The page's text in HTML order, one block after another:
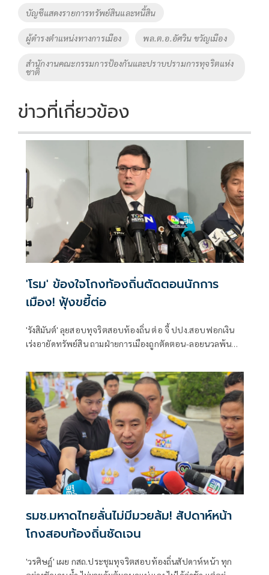
บัญชีแสดงรายการทรัพย์สินและหนี้สิน
ผู้ดำรงตำแหน่งทางการเมือง พล.ต.อ.อัศวิน ขวัญเมือง
สำนักงานคณะกรรมการป้องกันและปราบปรามการทุจริตแห่ง
ชาติ
ข่าวที่เกี่ยวข้อง
'โรม' ข้องใจโกงท้องถิ่นตัดตอนนักการ
เมือง! ฟุ้งขยี้ต่อ
'รังสิมันต์' ลุยสอบทุจริตสอบท้องถิ่น ต่อ จี้ ปปง.สอบฟอกเงิน
เร่งอายัดทรัพย์สิน ถามฝ่ายการเมืองถูกตัดตอน-ลอยนวลพ้นผิด
รัดกุมหรือไม่
รมช.มหาดไทยลั่นไม่มีมวยล้ม! สัปดาห์หน้า
โกงสอบท้องถิ่นชัดเจน
'วรศิษฎ์' เผย กสถ.ประชุมทุจริตสอบท้องถิ่นสัปดาห์หน้า ทุก